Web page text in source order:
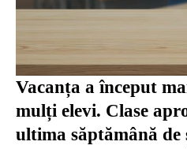
Vacanța a început
mulți elevi. Clase
ultima săptămână de